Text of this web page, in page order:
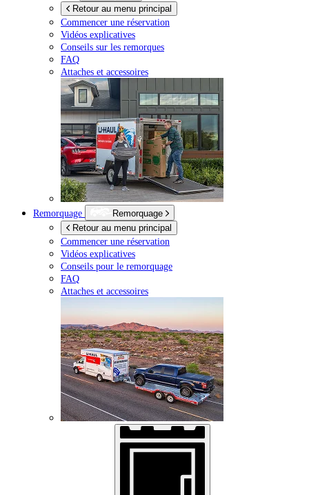
Retour au menu principal
Commencer une réservation
Vidéos explicatives
Conseils sur les remorques
FAQ
Attaches et accessoires
Remorquage
Remorquage
Retour au menu principal
Commencer une réservation
Vidéos explicatives
Conseils pour le remorquage
FAQ
Attaches et accessoires